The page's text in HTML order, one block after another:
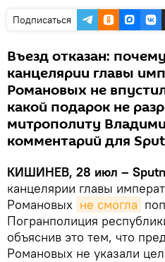
Подписаться
Въезд отказан:
канцелярии главы
Романовых не
какой подарок не
митрополиту
комментарий для
КИШИНЕВ, 28 июл –
канцелярии главы
Романовых не смогла
Погранполиция
объяснив это тем, что
Романовых не указали